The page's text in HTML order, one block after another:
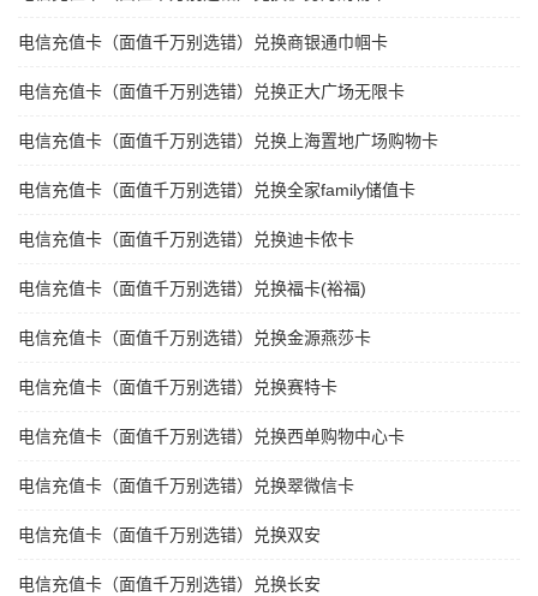
电信充值卡（面值千万别选错）兑换商银通巾帼卡
电信充值卡（面值千万别选错）兑换正大广场无限卡
电信充值卡（面值千万别选错）兑换上海置地广场购物卡
电信充值卡（面值千万别选错）兑换全家family储值卡
电信充值卡（面值千万别选错）兑换迪卡侬卡
电信充值卡（面值千万别选错）兑换福卡(裕福)
电信充值卡（面值千万别选错）兑换金源燕莎卡
电信充值卡（面值千万别选错）兑换赛特卡
电信充值卡（面值千万别选错）兑换西单购物中心卡
电信充值卡（面值千万别选错）兑换翠微信卡
电信充值卡（面值千万别选错）兑换双安
电信充值卡（面值千万别选错）兑换长安